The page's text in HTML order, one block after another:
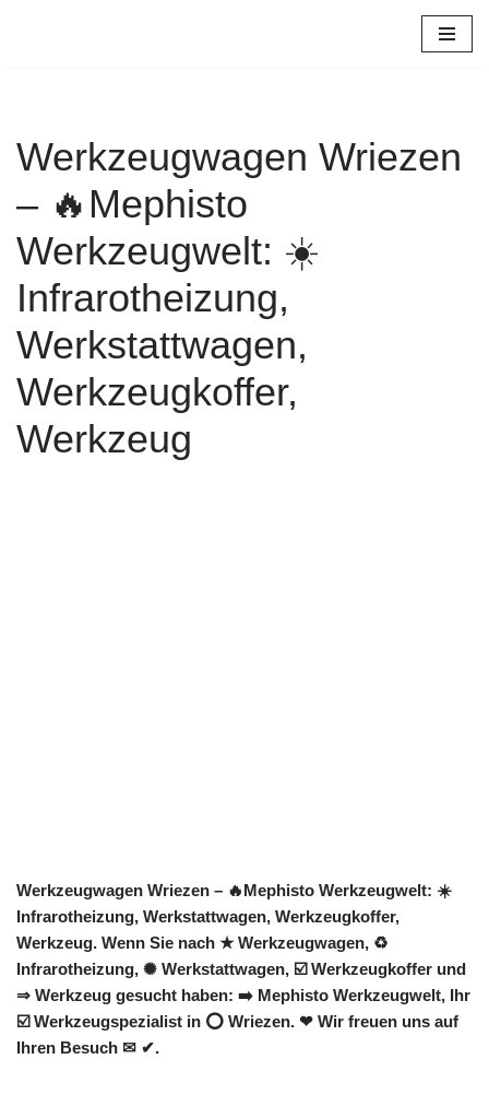
Werkzeugwagen Wriezen
– 🔥Mephisto
Werkzeugwelt: ☀️
Infrarotheizung,
Werkstattwagen,
Werkzeugkoffer,
Werkzeug
Werkzeugwagen Wriezen – 🔥Mephisto Werkzeugwelt: ☀️
Infrarotheizung, Werkstattwagen, Werkzeugkoffer,
Werkzeug. Wenn Sie nach ★ Werkzeugwagen, ♻
Infrarotheizung, ✺ Werkstattwagen, ☑️ Werkzeugkoffer und
⇒ Werkzeug gesucht haben: ➡️ Mephisto Werkzeugwelt, Ihr
☑️ Werkzeugspezialist in ⭕ Wriezen. ❤ Wir freuen uns auf
Ihren Besuch ✉ ✔.